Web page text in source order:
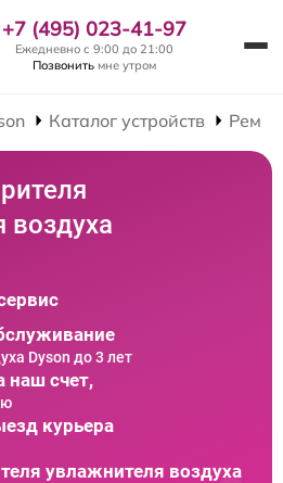
+7 (495) 023-41-97
Ежедневно с 9:00 до 21:00
Позвонить мне утром
Каталог устройств
воздуха
Dyson до 3 лет
наш счет,
курьера
увлажнителя воздуха